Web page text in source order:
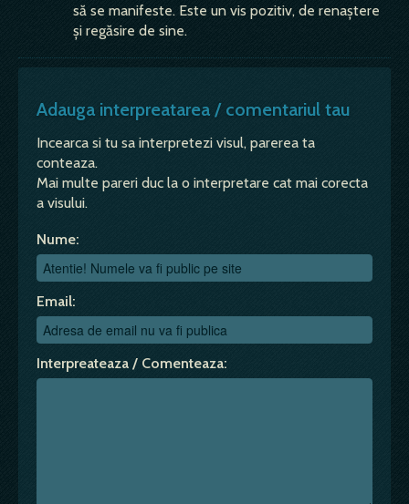
să se manifeste. Este un vis pozitiv, de renaștere
și regăsire de sine.
Adauga interpreatarea / comentariul tau
Incearca si tu sa interpretezi visul, parerea ta
conteaza.
Mai multe pareri duc la o interpretare cat mai corecta
a visului.
Nume:
Email:
Interpreateaza / Comenteaza: